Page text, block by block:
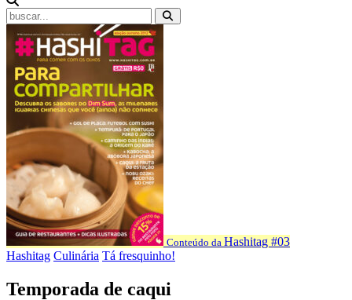
Conteúdo da Hashitag #03
Hashitag Culinária Tá fresquinho!
Temporada de caqui